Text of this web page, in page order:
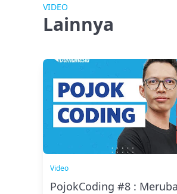
VIDEO
Lainnya
Video
PojokCoding #8 :